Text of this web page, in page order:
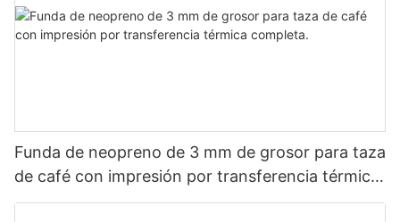
Funda de neopreno de 3 mm de grosor para taza
de café con impresión por transferencia térmica
completa.